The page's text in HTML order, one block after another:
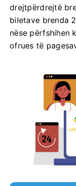
drejtpërdrejtë
biletave brenda
nëse përfshihen
ofrues të